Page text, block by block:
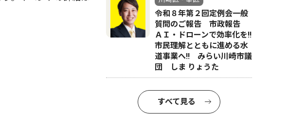
令和８年第２回定例会一般
質問のご報告 市政報告
ＡＩ・ドローンで効率化を!!
市民理解とともに進める水
道事業へ!! みらい川崎市議
団 しま りょうた
すべて見る